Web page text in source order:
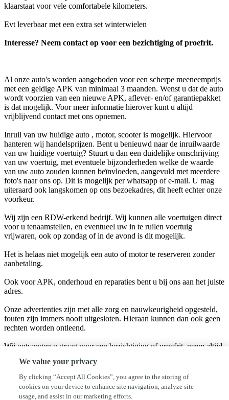
klaarstaat voor vele comfortabele kilometers.
Evt leverbaar met een extra set winterwielen
Interesse? Neem contact op voor een bezichtiging of proefrit.
Al onze auto's worden aangeboden voor een scherpe meeneemprijs
met een geldige APK van minimaal 3 maanden. Wenst u dat de auto
wordt voorzien van een nieuwe APK, aflever- en/of garantiepakket
is dat mogelijk. Voor meer informatie hierover kunt u altijd
vrijblijvend contact met ons opnemen.
Inruil van uw huidige auto , motor, scooter is mogelijk. Hiervoor
hanteren wij handelsprijzen. Bent u benieuwd naar de inruilwaarde
van uw huidige voertuig? Stuurt u dan een duidelijke omschrijving
van uw voertuig, met eventuele bijzonderheden welke de waarde
van uw auto zouden kunnen beïnvloeden, aangevuld met meerdere
foto's naar ons op. Dit is mogelijk per whatsapp of e-mail. U mag
uiteraard ook langskomen op ons bezoekadres, dit heeft echter onze
voorkeur.
Wij zijn een RDW-erkend bedrijf. Wij kunnen alle voertuigen direct
voor u tenaamstellen, en eventueel uw in te ruilen voertuig
vrijwaren, ook op zondag of in de avond is dit mogelijk.
Het is helaas niet mogelijk een auto of motor te reserveren zonder
aanbetaling.
Ook voor APK, onderhoud en reparaties bent u bij ons aan het juiste
adres.
Onze advertenties zijn met alle zorg en nauwkeurigheid opgesteld,
fouten zijn immers nooit uitgesloten. Hieraan kunnen dan ook geen
rechten worden ontleend.
Wij ontvangen u graag voor een bezichtiging of proefrit, neem altijd
contactgegevens, dit om eventuele teleurstellingen te voorkomen.
Met vriendelijke groet,
We value your privacy
By clicking “Accept All Cookies”, you agree to the storing of
cookies on your device to enhance site navigation, analyze site
usage, and assist in our marketing efforts.